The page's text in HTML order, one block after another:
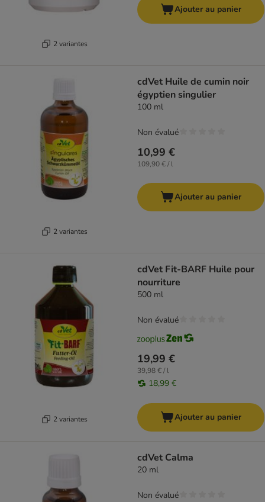
2 variantes
Ajouter au panier
2 variantes
cdVet Huile de cumin noir
égyptien singulier
100 ml
10,99 €
109,90 € / l
Non évalué
Ajouter au panier
2 variantes
cdVet Fit-BARF Huile pour
nourriture
500 ml
19,99 €
39,98 € / l
18,99 €
Non évalué
Ajouter au panier
cdVet Calma
20 ml
Non évalué